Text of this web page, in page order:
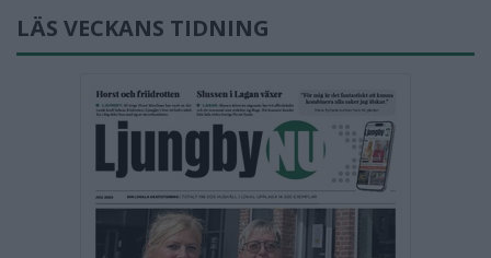
LÄS VECKANS TIDNING